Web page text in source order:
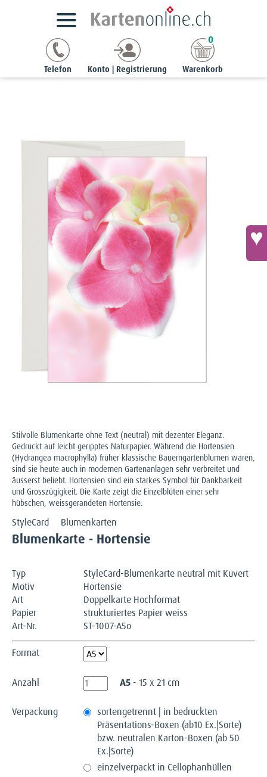
Telefon Konto | Registrierung Warenkorb
0
Blumenkarte - Hortensie
Stilvolle Blumenkarte ohne Text (neutral) mit dezenter Eleganz.
Gedruckt auf leicht geripptes Naturpapier. Während die Hortensien
(Hydrangea macrophylla) früher klassische Bauerngartenblumen waren,
sind sie heute auch in modernen Gartenanlagen sehr verbreitet und
äusserst beliebt. Hortensien sind ein starkes Symbol für Dankbarkeit
und Grosszügigkeit. Die Karte zeigt die Einzelblüten einer sehr
hübschen, weissgerandeten Hortensie.
StyleCard Blumenkarten
Blumenkarte - Hortensie
Typ
StyleCard-Blumenkarte neutral mit Kuvert
Motiv
Hortensie
Art
Doppelkarte Hochformat
Papier
strukturiertes Papier weiss
Art-Nr.
ST-1007-A5o
Format
Anzahl A5 - 15 x 21 cm
Verpackung
sortengetrennt | in bedruckten
Präsentations-Boxen (ab10 Ex.|Sorte)
bzw. neutralen Karton-Boxen (ab 50
Ex.|Sorte)
einzelverpackt in Cellophanhüllen